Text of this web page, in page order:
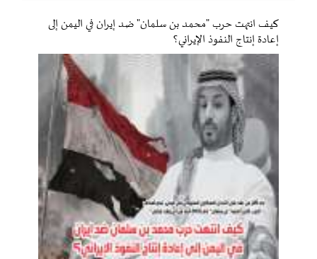
كيف انتهت حرب "محمد بن سلمان" ضد إيران في اليمن إلى
إعادة إنتاج النفوذ الإيراني؟